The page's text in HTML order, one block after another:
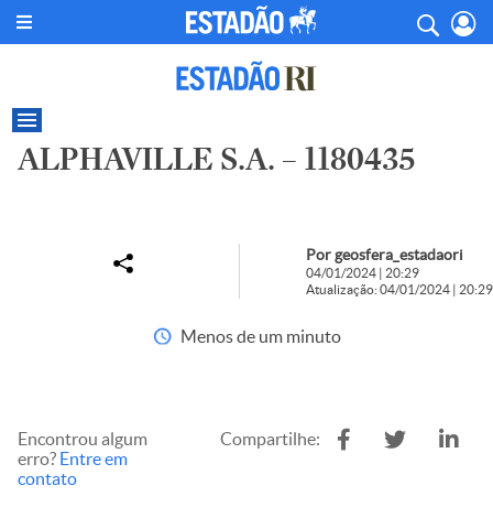
ALPHAVILLE S.A. – 1180435
Por geosfera_estadaori
04/01/2024 | 20:29
Atualização: 04/01/2024 | 20:29
Menos de um minuto
Encontrou algum
erro? Entre em
contato
Compartilhe: